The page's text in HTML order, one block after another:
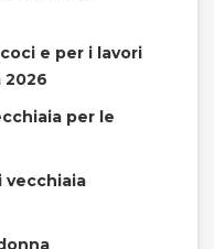
e per i lavori
2026
per le
vecchiaia